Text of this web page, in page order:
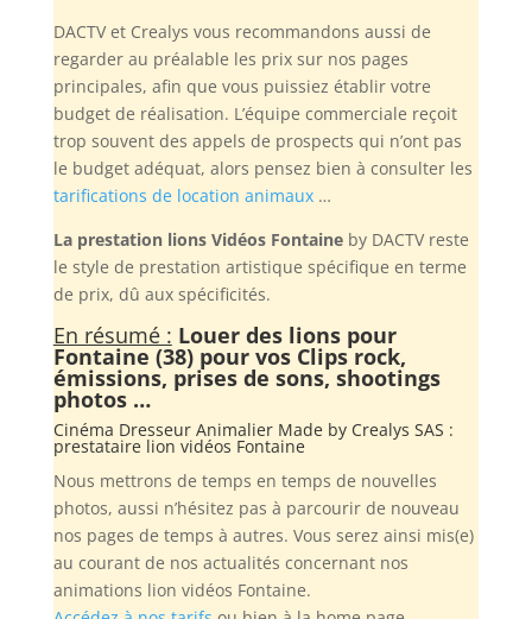
DACTV et Crealys vous recommandons aussi de
regarder au préalable les prix sur nos pages
principales, afin que vous puissiez établir votre
budget de réalisation. L’équipe commerciale reçoit
trop souvent des appels de prospects qui n’ont pas
le budget adéquat, alors pensez bien à consulter les
tarifications de location animaux…
La prestation lions Vidéos Fontaineby DACTV reste
le style de prestation artistique spécifique en terme
de prix, dû aux spécificités.
En résumé : Louer des lions pour
Fontaine (38) pour vos Clips rock,
émissions, prises de sons, shootings
photos …
Cinéma Dresseur Animalier Made by Crealys SAS :
prestataire lion vidéos Fontaine
Nous mettrons de temps en temps de nouvelles
photos, aussi n’hésitez pas à parcourir de nouveau
nos pages de temps à autres. Vous serez ainsi mis(e)
au courant de nos actualités concernant nos
animations lion vidéos Fontaine.